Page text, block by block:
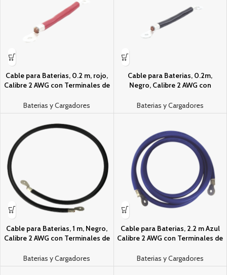
Cable para Bateri­as, 0.2 m, rojo,
Calibre 2 AWG con Terminales de
Baterias y Cargadores
Cable para Bateri­as, 0.2m,
Negro, Calibre 2 AWG con
Extremos
Baterias y Cargadores
Cable para Bateri­as, 1 m, Negro,
Calibre 2 AWG con Terminales de
Baterias y Cargadores
Cable para Bateri­as, 2.2 m Azul
Calibre 2 AWG con Terminales de
Baterias y Cargadores